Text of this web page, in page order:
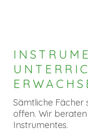
Sämtliche Fächer
offen. Wir
Instrumentes.